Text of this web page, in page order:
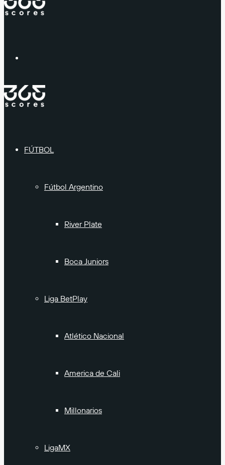
FÚTBOL
Fútbol Argentino
River Plate
Boca Juniors
Liga BetPlay
Atlético Nacional
America de Cali
Millonarios
LigaMX